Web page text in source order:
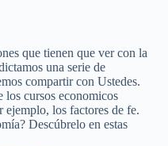
que tienen que ver con la
una serie de
compartir con Ustedes.
los cursos economicos
ejemplo, los factores de fe.
Descúbrelo en estas